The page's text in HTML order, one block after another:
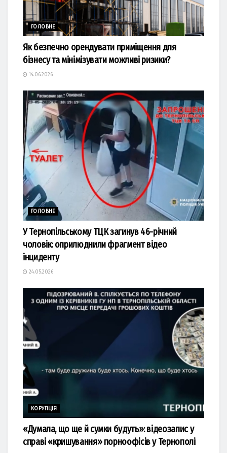
ГОЛОВНЕ
Як безпечно орендувати приміщення для
бізнесу та мінімізувати можливі ризики?
14.06.2026
ГОЛОВНЕ
У Тернопільському ТЦК загинув 46-річний
чоловік: оприлюднили фрагмент відео
інциденту
24.05.2026
КОРУПЦІЯ
«Думала, що ще й сумки будуть»: відеозапис у
справі «кришування» порноофісів у Тернополі